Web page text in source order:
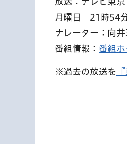
月曜日 21時54
ナレーター：向井
番組情報： 番組ホ
※過去の放送を